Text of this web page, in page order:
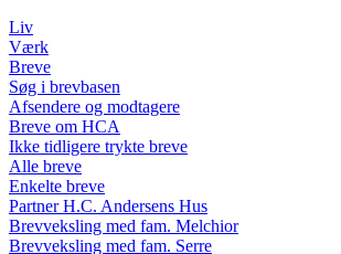
Liv
Værk
Breve
Søg i brevbasen
Afsendere og modtagere
Breve om HCA
Ikke tidligere trykte breve
Alle breve
Enkelte breve
Partner H.C. Andersens Hus
Brevveksling med fam. Melchior
Brevveksling med fam. Serre